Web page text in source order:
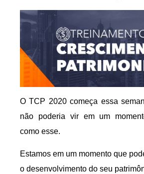
O TCP 2020 começa essa
não poderia vir em um
como esse.
Estamos em um momento que
o desenvolvimento do seu